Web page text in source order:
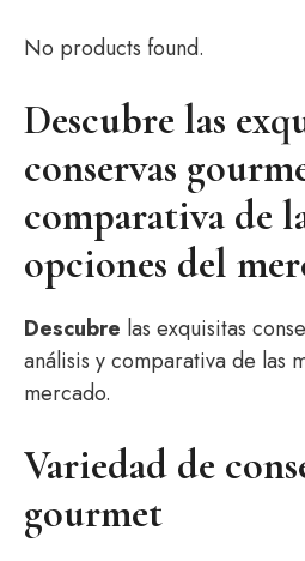
No products found.
Descubre las
conservas
comparativa de
opciones del
Descubre las exquisitas
análisis y comparativa de las
mercado.
Variedad de
gourmet